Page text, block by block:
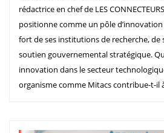
rédactrice en chef de LES
positionne comme un pôle
fort de ses institutions de recherche, de
soutien gouvernemental stratégique.
innovation dans le secteur
organisme comme Mitacs contribue-t-il